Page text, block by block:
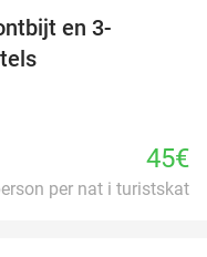
en 3-
45€
per nat i turistskat